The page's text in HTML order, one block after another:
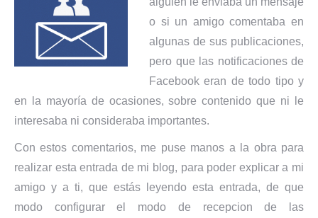
o si un amigo comentaba en
algunas de sus publicaciones,
pero que las notificaciones de
Facebook eran de todo tipo y
en la mayoría de ocasiones, sobre contenido que ni le
interesaba ni consideraba importantes.
Con estos comentarios, me puse manos a la obra para
realizar esta entrada de mi blog, para poder explicar a mi
amigo y a ti, que estás leyendo esta entrada, de que
modo configurar el modo de recepcion de las